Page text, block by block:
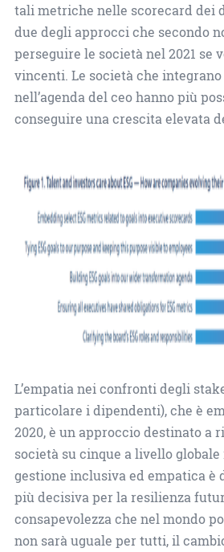
tali metriche nelle scorecard dei
due degli approcci che secondo
perseguire le società nel 2021 se
vincenti. Le società che
nell’agenda del ceo hanno più
conseguire una crescita elevata
L’empatia nei confronti degli
particolare i dipendenti), che è
2020, è un approccio destinato a
società su cinque a livello
gestione inclusiva ed empatica è
più decisiva per la resilienza
consapevolezza che nel mondo
non sarà uguale per tutti, il